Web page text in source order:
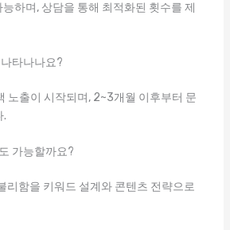
하며, 상담을 통해 최적화된 횟수를 제
타나나요?
노출이 시작되며, 2~3개월 이후부터 문
.
가능할까요?
리함을 키워드 설계와 콘텐츠 전략으로